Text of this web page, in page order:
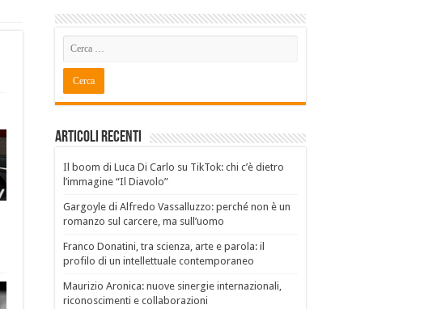
Articoli recenti
Il boom di Luca Di Carlo su TikTok: chi c’è dietro
l’immagine “Il Diavolo”
Gargoyle di Alfredo Vassalluzzo: perché non è un
romanzo sul carcere, ma sull’uomo
Franco Donatini, tra scienza, arte e parola: il
profilo di un intellettuale contemporaneo
Maurizio Aronica: nuove sinergie internazionali,
riconoscimenti e collaborazioni